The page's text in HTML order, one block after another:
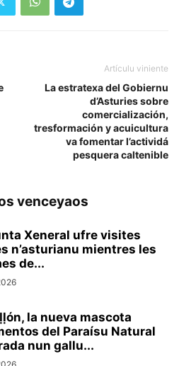
Artículu viniente
La estratexa del Gobiernu
d’Asturies sobre
comercialización,
tresformación y acuicultura
va fomentar l’actividá
pesquera caltenible
venceyaos
Xeneral ufre visites
n’asturianu mientres les
de...
la nueva mascota
del Paraísu Natural
nun gallu...